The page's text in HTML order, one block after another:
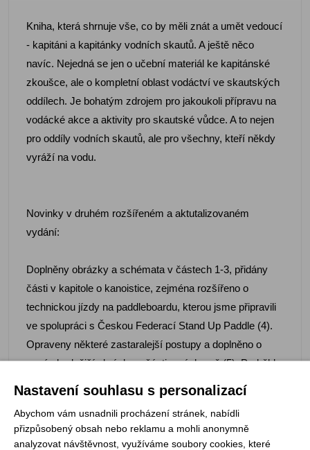
Kniha, která shrnuje vše, co by měli znát a umět vedoucí
- kapitáni a kapitánky vodních skautů. A ještě něco
navíc. Nejedná se jen o učební materiál ke kapitánské
zkoušce, ale o kompletní oblast vodáctví ve skautských
oddílech. Je bohatým zdrojem pro jakoukoli přípravu na
vodácké akce a aktivity pro skautské vůdce. A to nejen
pro oddíly vodních skautů, ale pro všechny, kteří někdy
vyráží na vodu.
Novinky v druhém rozšířeném a aktutalizovaném
vydání:
Doplněny obrázky a schémata v částech 1-3, přidány
části v kapitole o kanoistice, zejména rozšířeno o
technickou jízdy na paddleboardu, kterou jsme připravili
ve spolupráci s Českou Federací Stand Up Paddle (4).
Opraveny některé zastaralejší postupy a doplněno o
nové vhodnější obrázky v části o záchraně (5). Proběhla
precizovány jsou některé nejasnosti v textech v části o
přípravě a vedení vodácké akce (7). Příručka je
přepracovaná podle aktuálně zrevidovaných stezek,
Nastavení souhlasu s personalizací
Abychom vám usnadnili procházení stránek, nabídli
přizpůsobený obsah nebo reklamu a mohli anonymně
analyzovat návštěvnost, využíváme soubory cookies, které